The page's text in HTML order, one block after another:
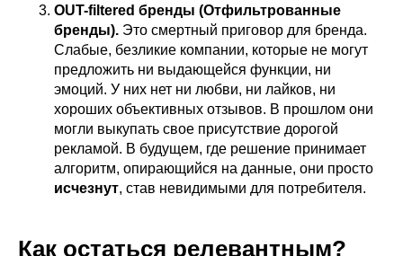
OUT-filtered бренды (Отфильтрованные
бренды). Это смертный приговор для бренда.
Слабые, безликие компании, которые не могут
предложить ни выдающейся функции, ни
эмоций. У них нет ни любви, ни лайков, ни
хороших объективных отзывов. В прошлом они
могли выкупать свое присутствие дорогой
рекламой. В будущем, где решение принимает
алгоритм, опирающийся на данные, они просто
исчезнут, став невидимыми для потребителя.
Как остаться релевантным?